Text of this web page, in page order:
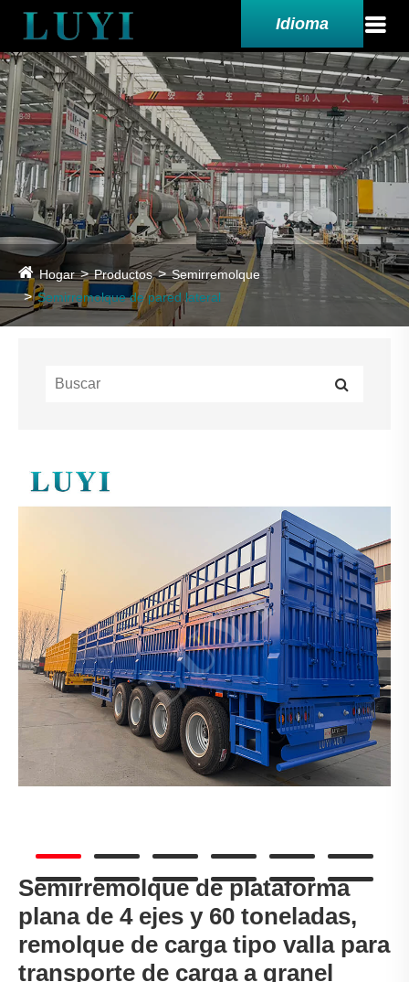
Idioma
Hogar Productos
Semirremolque
Semirremolque de pared lateral
Semirremolque de plataforma
plana de 4 ejes y 60 toneladas,
remolque de carga tipo valla para
transporte de carga a granel